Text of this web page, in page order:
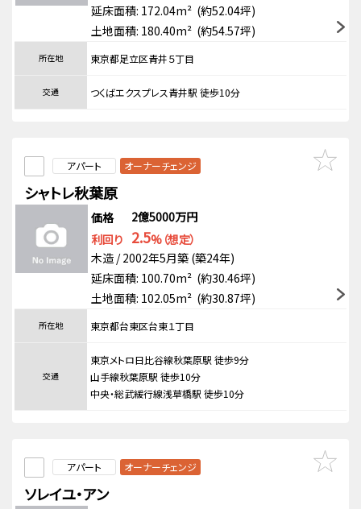
延床面積: 172.04m² (約52.04坪)
土地面積: 180.40m² (約54.57坪)
所在地 東京都足立区青井５丁目
交通 つくばエクスプレス青井駅 徒歩10分
アパート オーナーチェンジ
シャトレ秋葉原
価格
2億5000万円
利回り 2.5%（想定）
木造 / 2002年5月築 (築24年)
延床面積: 100.70m² (約30.46坪)
土地面積: 102.05m² (約30.87坪)
所在地 東京都台東区台東１丁目
交通
東京メトロ日比谷線秋葉原駅 徒歩9分
山手線秋葉原駅 徒歩10分
中央・総武緩行線浅草橋駅 徒歩10分
アパート オーナーチェンジ
ソレイユ・アン